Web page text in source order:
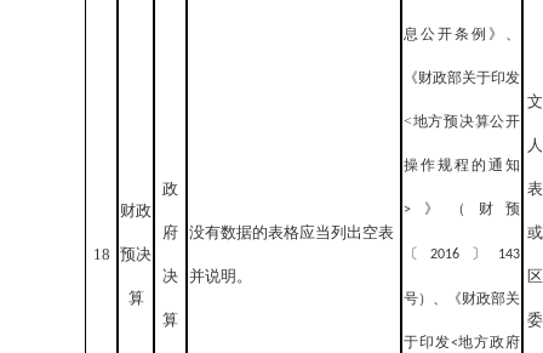
18
财政
预决
算
政
府
决
算
没有数据的表格应当列出空表
并说明。
息公开条例》、
《财政部关于印发
<地方预决算公开
操作规程的通知
> 》（财预
〔 2016 〕 143
号）、《财政部关
于印发<地方政府